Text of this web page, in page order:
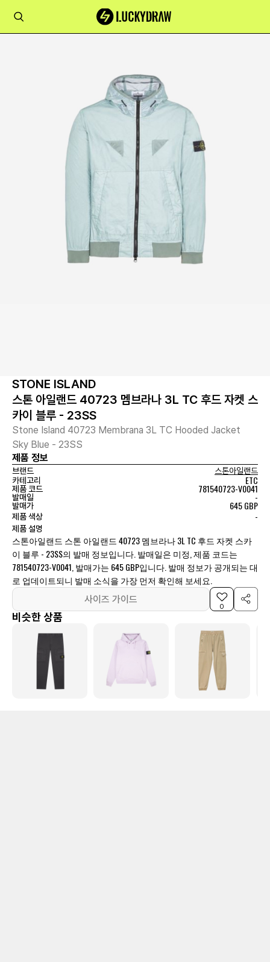
STONE ISLAND
스톤 아일랜드 40723 멤브라나 3L TC 후드 자켓 스
카이 블루 - 23SS
Stone Island 40723 Membrana 3L TC Hooded Jacket
Sky Blue - 23SS
제품 정보
브랜드
스톤아일랜드
카테고리
ETC
제품 코드 781540723-V0041
발매일 -
발매가 645 GBP
제품 색상 -
제품 설명
스톤아일랜드 스톤 아일랜드 40723 멤브라나 3L TC 후드 자켓 스카
이 블루 - 23SS의 발매 정보입니다. 발매일은 미정, 제품 코드는
781540723-V0041, 발매가는 645 GBP입니다. 발매 정보가 공개되는 대
로 업데이트되니 발매 소식을 가장 먼저 확인해 보세요.
사이즈 가이드
0
비슷한 상품